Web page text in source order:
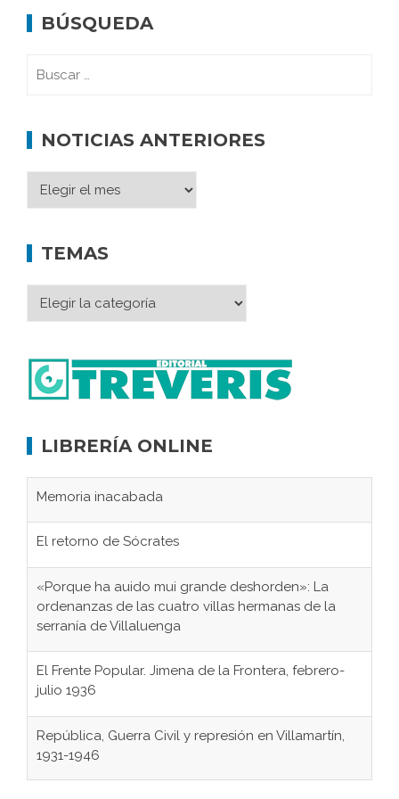
BÚSQUEDA
NOTICIAS ANTERIORES
TEMAS
LIBRERÍA ONLINE
Memoria inacabada
El retorno de Sócrates
«Porque ha auido mui grande deshorden»: La
ordenanzas de las cuatro villas hermanas de la
serranía de Villaluenga
El Frente Popular. Jimena de la Frontera, febrero-
julio 1936
República, Guerra Civil y represión en Villamartín,
1931-1946